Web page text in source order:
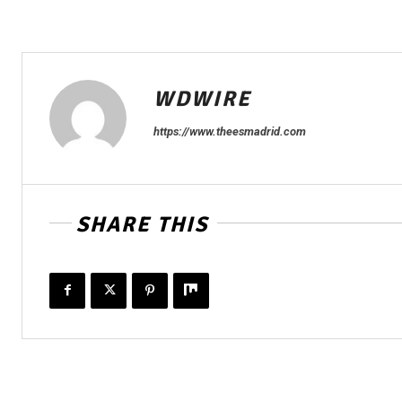
WDWIRE
https://www.theesmadrid.com
SHARE THIS